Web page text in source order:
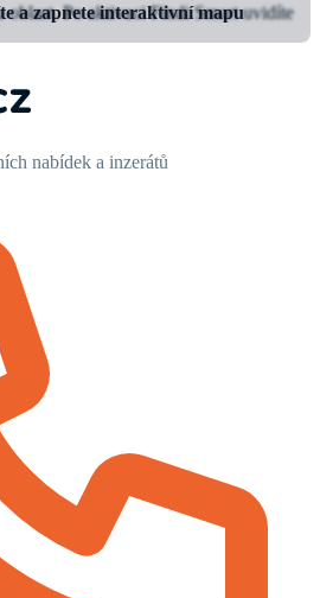
a zapnete interaktivní mapu
oblast.Po aktivaci Findi Smart uvidíte
nabídek a inzerátů